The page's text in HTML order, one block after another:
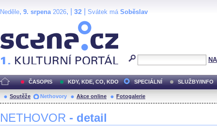
Neděle, 9. srpena2026, | 32 Svátek má Soběslav
ČASOPIS KDY, KDE, CO, KDO SPECIÁLNÍ SLUŽBY/INFO
Soutěže Nethovory Akce online Fotogalerie
NETHOVOR - detail